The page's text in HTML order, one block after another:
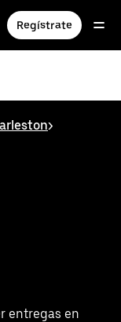
Regístrate
>
entregas en